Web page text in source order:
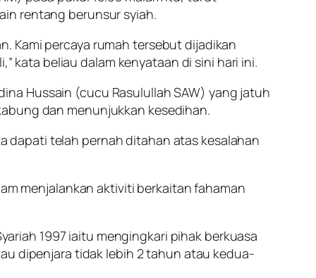
rentang berunsur syiah.
Kami percaya rumah tersebut dijadikan
kata beliau dalam kenyataan di sini hari ini.
Hussain (cucu Rasulullah SAW) yang jatuh
dan menunjukkan kesedihan.
dapati telah pernah ditahan atas kesalahan
menjalankan aktiviti berkaitan fahaman
1997 iaitu mengingkari pihak berkuasa
dipenjara tidak lebih 2 tahun atau kedua-